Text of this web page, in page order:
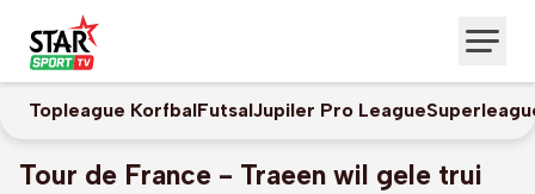
Topleague KorfbalFutsalJupiler Pro League
Tour de France - Traeen wil gele trui